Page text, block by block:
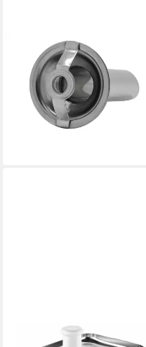
GROSSAG
Wurstfüllaufsatz Wurstfüll-
Vorsatz WFV 5
ab 10,99 €
in 5-6 Werktagen bei dir